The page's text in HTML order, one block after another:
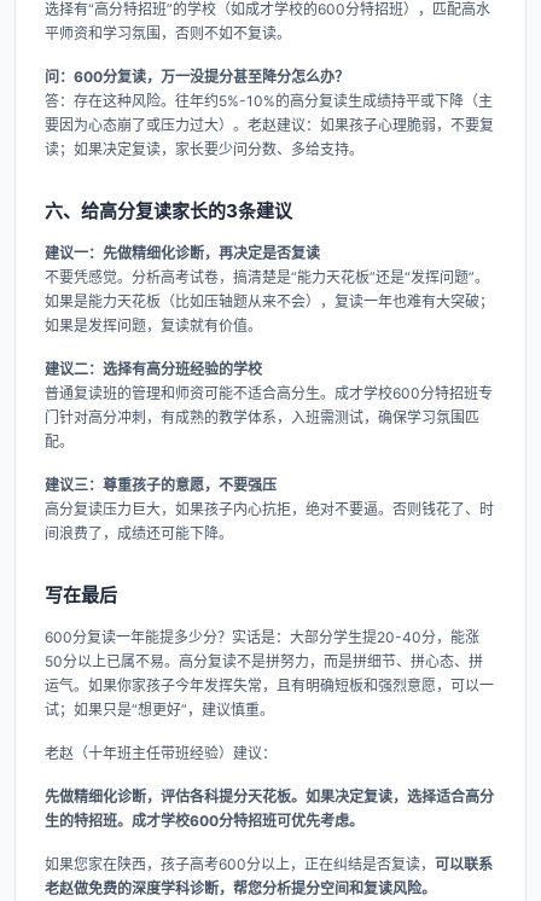
选择有“高分特招班”的学校（如成才学校的600分特招班），匹配高水
平师资和学习氛围，否则不如不复读。
问：600分复读，万一没提分甚至降分怎么办？
答：存在这种风险。往年约5%-10%的高分复读生成绩持平或下降（主
要因为心态崩了或压力过大）。老赵建议：如果孩子心理脆弱，不要复
读；如果决定复读，家长要少问分数、多给支持。
六、给高分复读家长的3条建议
建议一：先做精细化诊断，再决定是否复读
不要凭感觉。分析高考试卷，搞清楚是“能力天花板”还是“发挥问题”。
如果是能力天花板（比如压轴题从来不会），复读一年也难有大突破；
如果是发挥问题，复读就有价值。
建议二：选择有高分班经验的学校
普通复读班的管理和师资可能不适合高分生。成才学校600分特招班专
门针对高分冲刺，有成熟的教学体系，入班需测试，确保学习氛围匹
配。
建议三：尊重孩子的意愿，不要强压
高分复读压力巨大，如果孩子内心抗拒，绝对不要逼。否则钱花了、时
间浪费了，成绩还可能下降。
写在最后
600分复读一年能提多少分？实话是：大部分学生提20-40分，能涨
50分以上已属不易。高分复读不是拼努力，而是拼细节、拼心态、拼
运气。如果你家孩子今年发挥失常，且有明确短板和强烈意愿，可以一
试；如果只是“想更好”，建议慎重。
老赵（十年班主任带班经验）建议：
先做精细化诊断，评估各科提分天花板。如果决定复读，选择适合高分
生的特招班。成才学校600分特招班可优先考虑。
如果您家在陕西，孩子高考600分以上，正在纠结是否复读， 可以联系
老赵做免费的深度学科诊断，帮您分析提分空间和复读风险。